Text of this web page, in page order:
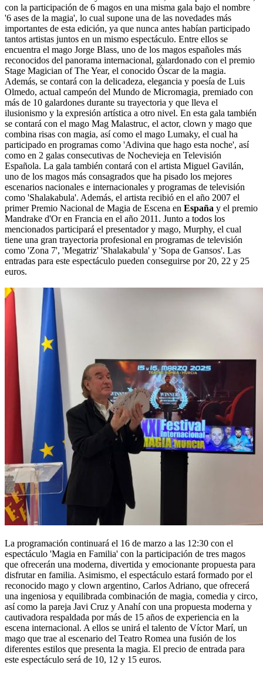
con la participación de 6 magos en una misma gala bajo el nombre
'6 ases de la magia', lo cual supone una de las novedades más
importantes de esta edición, ya que nunca antes habían participado
tantos artistas juntos en un mismo espectáculo. Entre ellos se
encuentra el mago Jorge Blass, uno de los magos españoles más
reconocidos del panorama internacional, galardonado con el premio
Stage Magician of The Year, el conocido Óscar de la magia.
Además, se contará con la delicadeza, elegancia y poesía de Luis
Olmedo, actual campeón del Mundo de Micromagia, premiado con
más de 10 galardones durante su trayectoria y que lleva el
ilusionismo y la expresión artística a otro nivel. En esta gala también
se contará con el mago Mag Malastruc, el actor, clown y mago que
combina risas con magia, así como el mago Lumaky, el cual ha
participado en programas como 'Adivina que hago esta noche', así
como en 2 galas consecutivas de Nochevieja en Televisión
Española. La gala también contará con el artista Miguel Gavilán,
uno de los magos más consagrados que ha pisado los mejores
escenarios nacionales e internacionales y programas de televisión
como 'Shalakabula'. Además, el artista recibió en el año 2007 el
primer Premio Nacional de Magia de Escena en España y el premio
Mandrake d'Or en Francia en el año 2011. Junto a todos los
mencionados participará el presentador y mago, Murphy, el cual
tiene una gran trayectoria profesional en programas de televisión
como 'Zona 7', 'Megatriz' 'Shalakabula' y 'Sopa de Gansos'. Las
entradas para este espectáculo pueden conseguirse por 20, 22 y 25
euros.
La programación continuará el 16 de marzo a las 12:30 con el
espectáculo 'Magia en Familia' con la participación de tres magos
que ofrecerán una moderna, divertida y emocionante propuesta para
disfrutar en familia. Asimismo, el espectáculo estará formado por el
reconocido mago y clown argentino, Carlos Adriano, que ofrecerá
una ingeniosa y equilibrada combinación de magia, comedia y circo,
así como la pareja Javi Cruz y Anahí con una propuesta moderna y
cautivadora respaldada por más de 15 años de experiencia en la
escena internacional. A ellos se unirá el talento de Víctor Marí, un
mago que trae al escenario del Teatro Romea una fusión de los
diferentes estilos que presenta la magia. El precio de entrada para
este espectáculo será de 10, 12 y 15 euros.